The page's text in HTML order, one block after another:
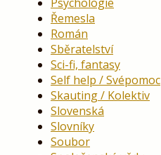
Řemesla
Román
Sběratelství
Sci-fi, fantasy
Self help / Svépomoc
Skauting / Kolektiv
Slovenská
Slovníky
Soubor